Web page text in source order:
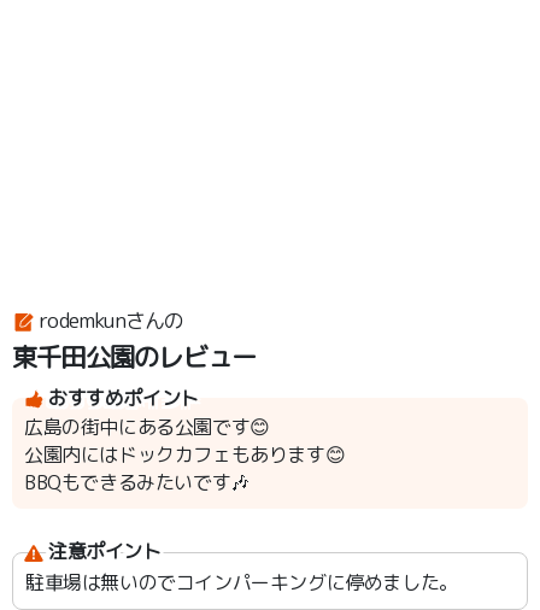
rodemkunさんの
東千田公園のレビュー
おすすめポイント
広島の街中にある公園です😊
公園内にはドックカフェもあります😊
BBQもできるみたいです🎶
注意ポイント
駐車場は無いのでコインパーキングに停めました。